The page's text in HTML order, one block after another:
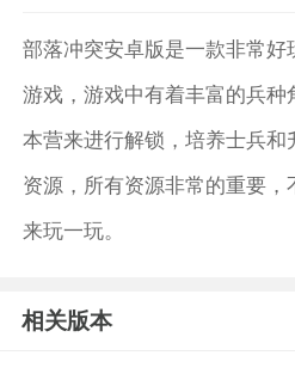
部落冲突安卓版是一款非常好
游戏，游戏中有着丰富的兵种
本营来进行解锁，培养士兵和
资源，所有资源非常的重要，
来玩一玩。
相关版本